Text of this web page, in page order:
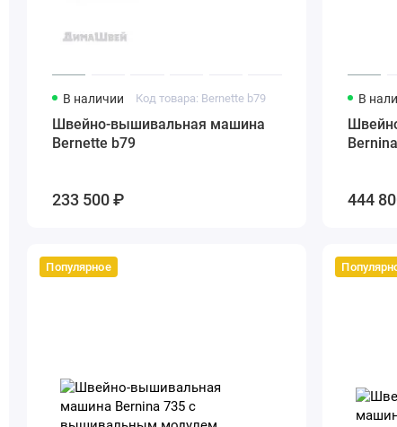
В наличии Код товара: Bernette b79
Швейно-вышивальная машина
Bernette b79
233 500 ₽
В
444
Популярное